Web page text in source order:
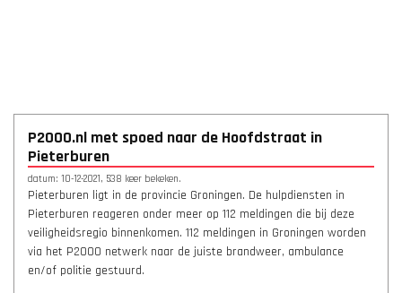
P2000.nl met spoed naar de Hoofdstraat in
Pieterburen
datum: 10-12-2021, 538 keer bekeken.
Pieterburen ligt in de provincie Groningen. De hulpdiensten in
Pieterburen reageren onder meer op 112 meldingen die bij deze
veiligheidsregio binnenkomen. 112 meldingen in Groningen worden
via het P2000 netwerk naar de juiste brandweer, ambulance
en/of politie gestuurd.